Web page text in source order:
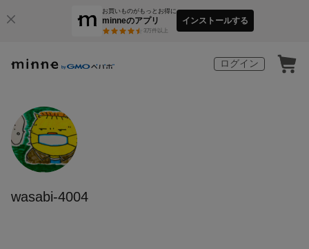
お買いものがもっとお得に
minneのアプリ
3万件以上
インストールする
ログイン
wasabi-4004